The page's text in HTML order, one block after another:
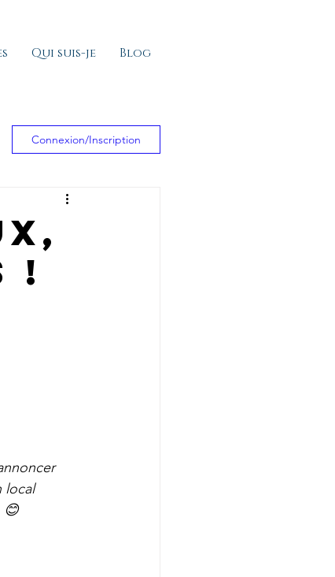
Qui suis-je Blog
Connexion/Inscription
!
local
😊